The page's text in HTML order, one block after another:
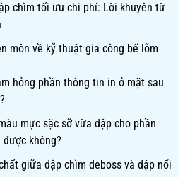
chìm tối ưu chi phí: Lời khuyên từ
môn về kỹ thuật gia công bế lõm
hỏng phần thông tin in ở mặt sau
mực sặc sỡ vừa dập cho phần
không?
giữa dập chìm deboss và dập nổi